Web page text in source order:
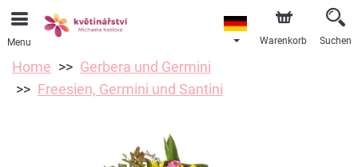
Menu Warenkorb Suchen
Home
Gerbera und Germini
Freesien, Germini und Santini